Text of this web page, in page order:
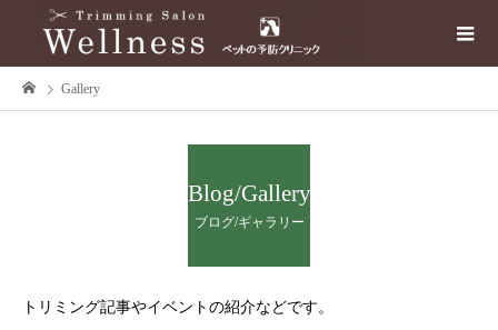
Gallery
Blog/Gallery
ブログ/ギャラリー
トリミング記事やイベントの紹介などです。